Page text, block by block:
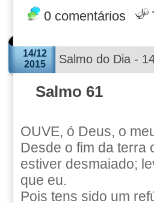
0 comentários
14/12
2015
Salmo do Dia -
Salmo 61
OUVE, ó Deus, o
Desde o fim da terra
estiver desmaiado;
que eu.
Pois tens sido um